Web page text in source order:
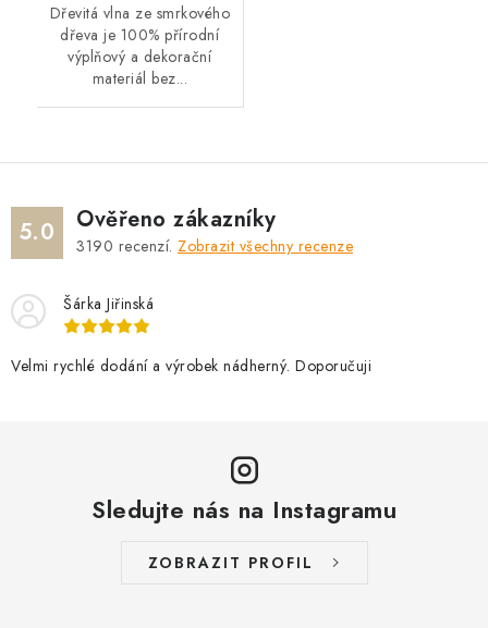
Dřevitá vlna ze smrkového
dřeva je 100% přírodní
výplňový a dekorační
materiál bez...
5.0 Ověřeno zákazníky
3190 recenzí. Zobrazit všechny recenze
Šárka Jiřinská
Velmi rychlé dodání a výrobek nádherný. Doporučuji
Sledujte nás na Instagramu
ZOBRAZIT PROFIL